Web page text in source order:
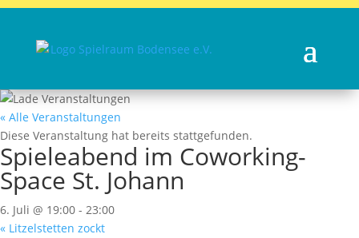
« Alle Veranstaltungen
Diese Veranstaltung hat bereits stattgefunden.
Spieleabend im Coworking-
Space St. Johann
6. Juli @ 19:00 - 23:00
« Litzelstetten zockt